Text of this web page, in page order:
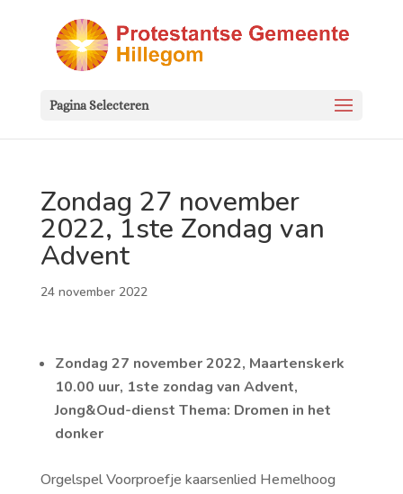
Pagina Selecteren
Zondag 27 november
2022, 1ste Zondag van
Advent
24 november 2022
Zondag 27 november 2022, Maartenskerk
10.00 uur, 1ste zondag van Advent,
Jong&Oud-dienst Thema: Dromen in het
donker
Orgelspel Voorproefje kaarsenlied Hemelhoog